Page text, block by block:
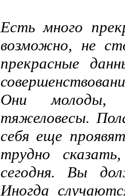
Есть много
возможно, не
прекрасные
Они молоды,
тяжеловесы.
себя еще
трудно
сегодня. Вы
Иногда